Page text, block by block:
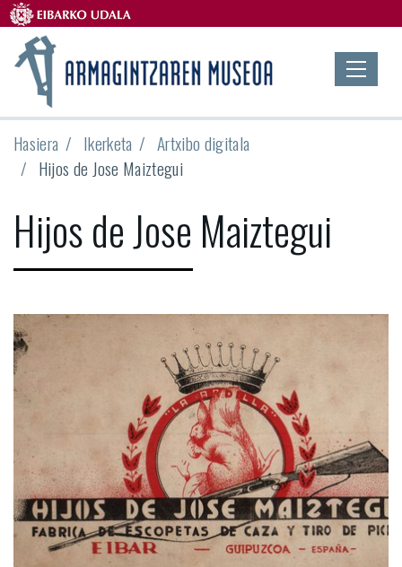
Hasiera Ikerketa
Artxibo digitala
Hijos de Jose Maiztegui
Hijos de Jose Maiztegui